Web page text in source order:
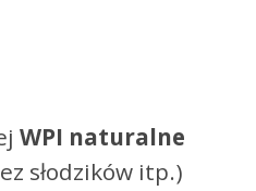
WPI naturalne
słodzików itp.)